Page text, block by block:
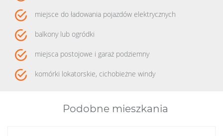
miejsce do ładowania pojazdów elektrycznych
balkony lub ogródki
miejsca postojowe i garaż podziemny
komórki lokatorskie, cichobieżne windy
Podobne mieszkania